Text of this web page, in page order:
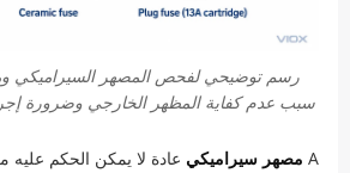
رسم توضيحي لفحص المصهر السيراميكي
سبب عدم كفاية المظهر الخارجي وضرورة
A مصهر سيراميكي عادة لا يمكن الحكم